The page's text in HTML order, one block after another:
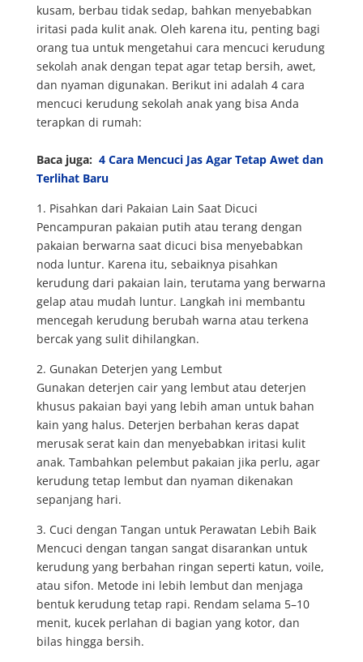
kusam, berbau tidak sedap, bahkan menyebabkan
iritasi pada kulit anak. Oleh karena itu, penting bagi
orang tua untuk mengetahui cara mencuci kerudung
sekolah anak dengan tepat agar tetap bersih, awet,
dan nyaman digunakan. Berikut ini adalah 4 cara
mencuci kerudung sekolah anak yang bisa Anda
terapkan di rumah:
Baca juga: 4 Cara Mencuci Jas Agar Tetap Awet dan
Terlihat Baru
1. Pisahkan dari Pakaian Lain Saat Dicuci
Pencampuran pakaian putih atau terang dengan
pakaian berwarna saat dicuci bisa menyebabkan
noda luntur. Karena itu, sebaiknya pisahkan
kerudung dari pakaian lain, terutama yang berwarna
gelap atau mudah luntur. Langkah ini membantu
mencegah kerudung berubah warna atau terkena
bercak yang sulit dihilangkan.
2. Gunakan Deterjen yang Lembut
Gunakan deterjen cair yang lembut atau deterjen
khusus pakaian bayi yang lebih aman untuk bahan
kain yang halus. Deterjen berbahan keras dapat
merusak serat kain dan menyebabkan iritasi kulit
anak. Tambahkan pelembut pakaian jika perlu, agar
kerudung tetap lembut dan nyaman dikenakan
sepanjang hari.
3. Cuci dengan Tangan untuk Perawatan Lebih Baik
Mencuci dengan tangan sangat disarankan untuk
kerudung yang berbahan ringan seperti katun, voile,
atau sifon. Metode ini lebih lembut dan menjaga
bentuk kerudung tetap rapi. Rendam selama 5–10
menit, kucek perlahan di bagian yang kotor, dan
bilas hingga bersih.